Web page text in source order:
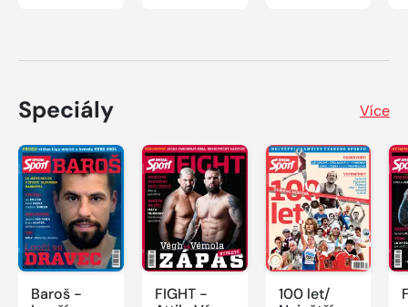
Speciály Více
Baroš -
FIGHT -
100 let/